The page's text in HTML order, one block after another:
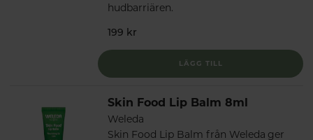
hudbarriären.
199 kr
LÄGG TILL
Skin Food Lip Balm 8ml
Weleda
Skin Food Lip Balm från Weleda ger